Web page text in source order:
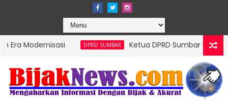
DPRD SUMBAR Ketua DPRD Sumbar Muhidi Ajak